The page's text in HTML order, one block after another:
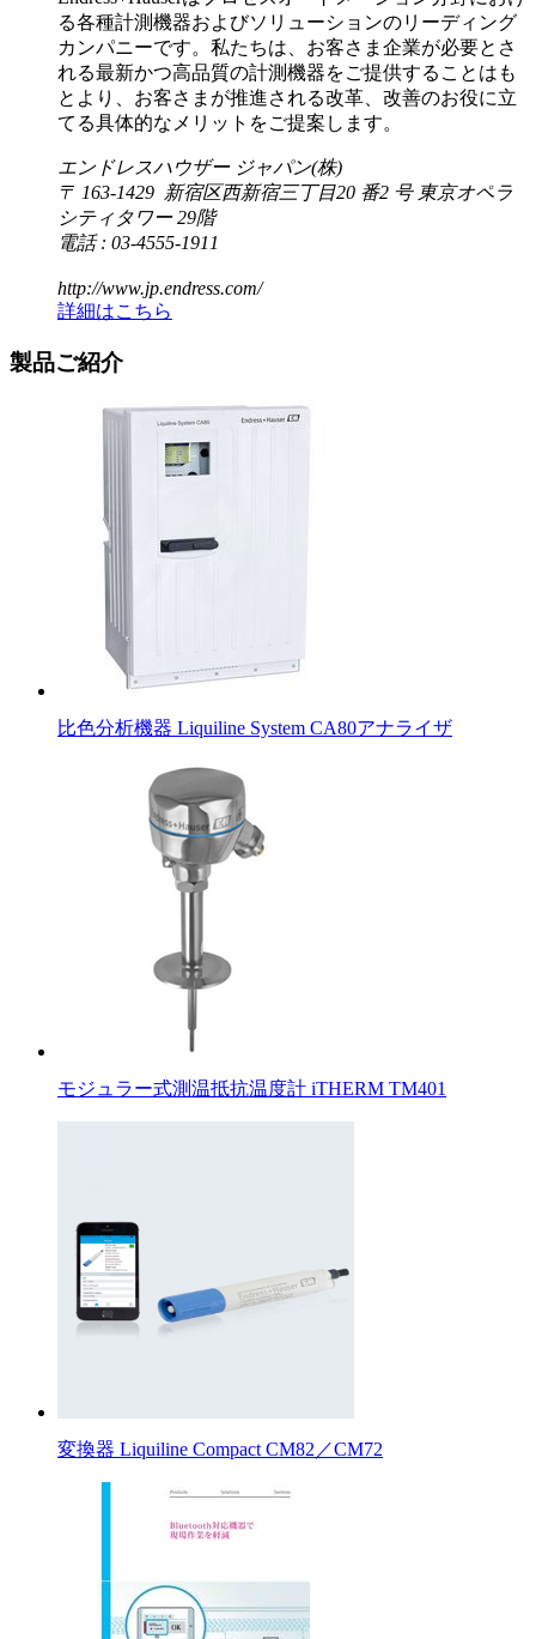
る各種計測機器およびソリューションのリーディング
カンパニーです。私たちは、お客さま企業が必要とさ
れる最新かつ高品質の計測機器をご提供することはも
とより、お客さまが推進される改革、改善のお役に立
てる具体的なメリットをご提案します。
エンドレスハウザー ジャパン(株)
〒 163-1429 新宿区西新宿三丁目20 番2 号 東京オペラ
シティタワー 29階
電話 : 03-4555-1911
http://www.jp.endress.com/
詳細はこちら
製品ご紹介
比色分析機器 Liquiline System CA80アナライザ
モジュラー式測温抵抗温度計 iTHERM TM401
変換器 Liquiline Compact CM82／CM72